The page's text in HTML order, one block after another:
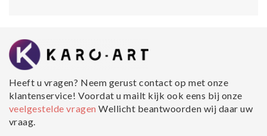
Heeft u vragen? Neem gerust contact op met onze
klantenservice! Voordat u mailt kijk ook eens bij onze
veelgestelde vragenWellicht beantwoorden wij daar uw
vraag.